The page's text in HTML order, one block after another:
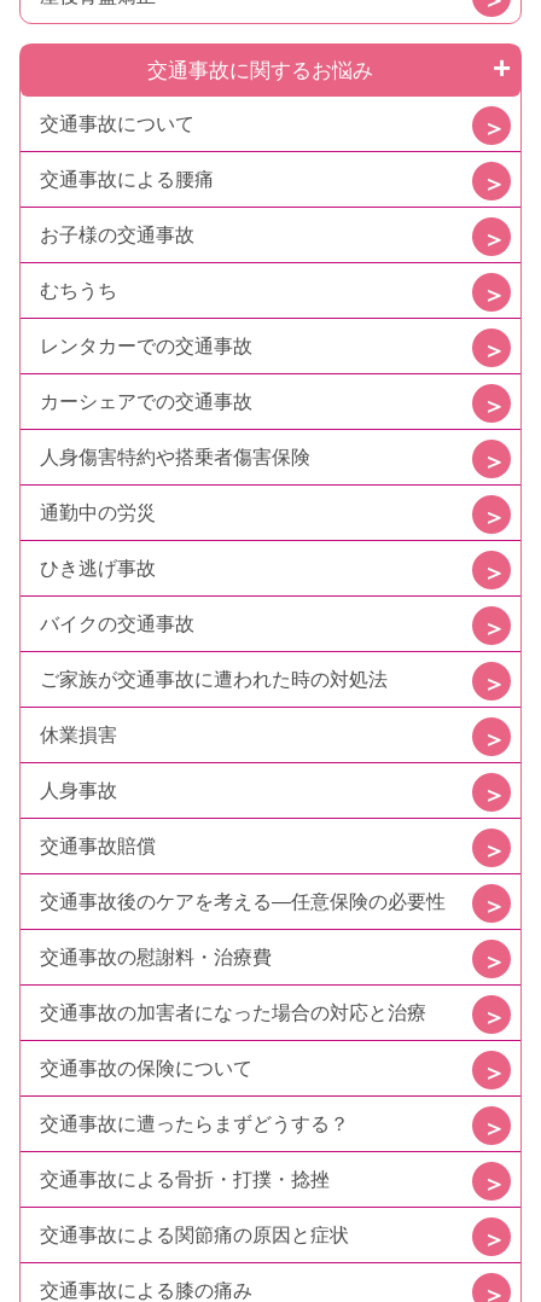
交通事故に関するお悩み
交通事故について
交通事故による腰痛
お子様の交通事故
むちうち
レンタカーでの交通事故
カーシェアでの交通事故
人身傷害特約や搭乗者傷害保険
通勤中の労災
ひき逃げ事故
バイクの交通事故
ご家族が交通事故に遭われた時の対処法
休業損害
人身事故
交通事故賠償
交通事故後のケアを考える—任意保険の必要性
交通事故の慰謝料・治療費
交通事故の加害者になった場合の対応と治療
交通事故の保険について
交通事故に遭ったらまずどうする？
交通事故による骨折・打撲・捻挫
交通事故による関節痛の原因と症状
交通事故による膝の痛み